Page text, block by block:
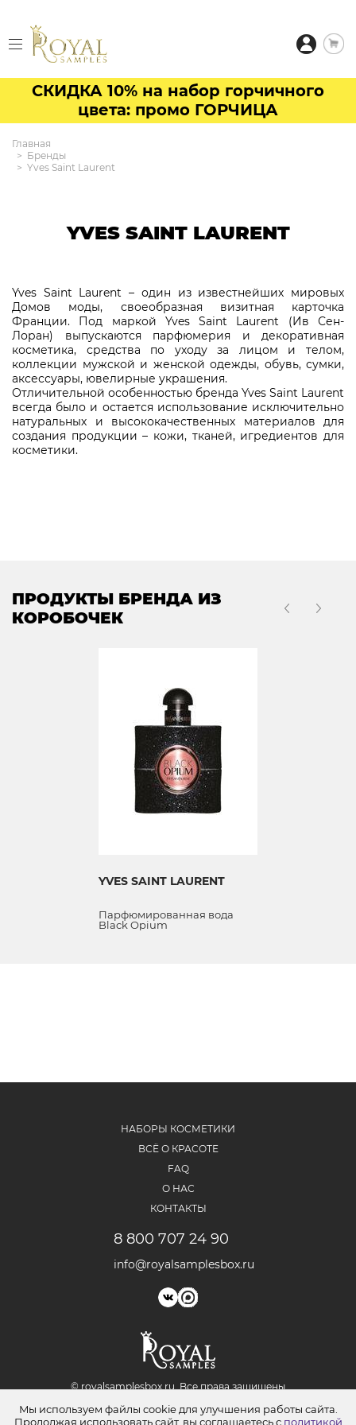
Мы используем файлы cookie для улучшения работы сайта.
Продолжая использовать сайт, вы соглашаетесь с политикой
СКИДКА 10% на набор горчичного
цвета: промо ГОРЧИЦА
Главная
Бренды
Yves Saint Laurent
YVES SAINT LAURENT
Yves Saint Laurent – один из известнейших мировых
Домов моды, своеобразная визитная карточка
Франции. Под маркой Yves Saint Laurent (Ив Сен-
Лоран) выпускаются парфюмерия и декоративная
косметика, средства по уходу за лицом и телом,
коллекции мужской и женской одежды, обувь, сумки,
аксессуары, ювелирные украшения.
Отличительной особенностью бренда Yves Saint Laurent
всегда было и остается использование исключительно
натуральных и высококачественных материалов для
создания продукции – кожи, тканей, игредиентов для
косметики.
ПРОДУКТЫ БРЕНДА ИЗ
КОРОБОЧЕК
YVES SAINT LAURENT
Парфюмированная вода
Black Opium
НАБОРЫ КОСМЕТИКИ
ВСЁ О КРАСОТЕ
FAQ
О НАС
КОНТАКТЫ
8 800 707 24 90
info@royalsamplesbox.ru
© royalsamplesbox.ru. Bce права защищены
Политика обработки персональных данных
Согласие на обработку персональных данных